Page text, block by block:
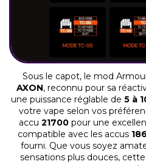
Sous le capot, le mod
AXON, reconnu pour sa
une puissance réglable de 5 à
votre vape selon vos
accu 21700 pour une
compatible avec les accus
fourni. Que vous soyez
sensations plus douces,